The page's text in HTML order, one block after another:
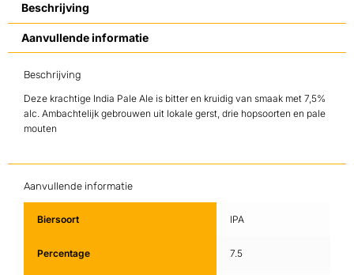
Beschrijving
Aanvullende informatie
Beschrijving
Deze krachtige India Pale Ale is bitter en kruidig van smaak met 7,5%
alc. Ambachtelijk gebrouwen uit lokale gerst, drie hopsoorten en pale
mouten
Aanvullende informatie
Biersoort IPA
Percentage 7.5